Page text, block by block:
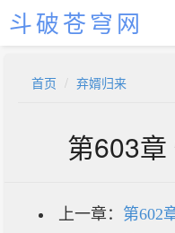
斗破苍穹网
首页 弃婿归来
第603
上一章： 第602